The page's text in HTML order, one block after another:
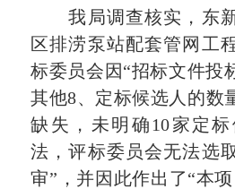
我局调查核实，东新
区排涝泵站配套管网工
标委员会因“招标文件投
其他8、定标候选人的数
缺失，未明确10家定
法，评标委员会无法选
审”，并因此作出了“本